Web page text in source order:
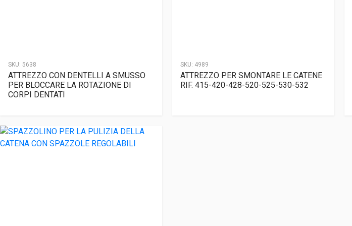
SKU: 5638
ATTREZZO CON DENTELLI A SMUSSO
PER BLOCCARE LA ROTAZIONE DI
CORPI DENTATI
SKU: 4989
ATTREZZO PER SMONTARE LE CATENE
RIF. 415-420-428-520-525-530-532